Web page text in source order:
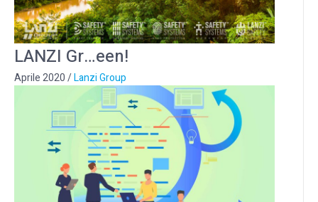
LANZI Gr…een!
Aprile 2020/Lanzi Group